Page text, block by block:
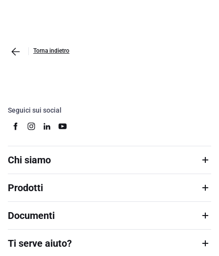
Torna indietro
Seguici sui social
Chi siamo
Prodotti
Documenti
Ti serve aiuto?